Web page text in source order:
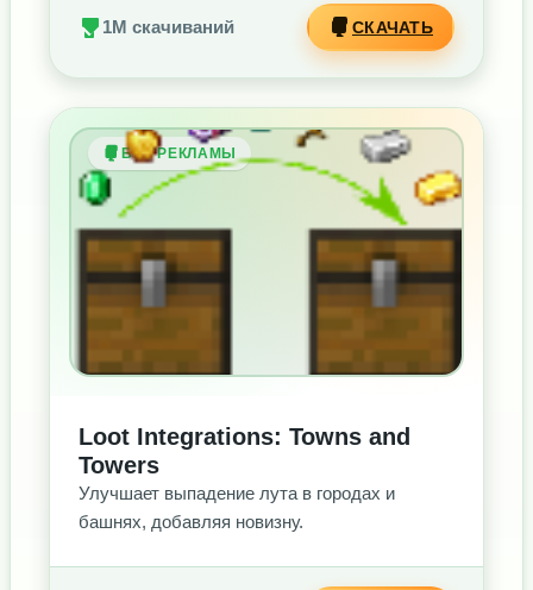
1M скачиваний СКАЧАТЬ
БЕЗ РЕКЛАМЫ
Loot Integrations: Towns and
Towers
Улучшает выпадение лута в городах и
башнях, добавляя новизну.